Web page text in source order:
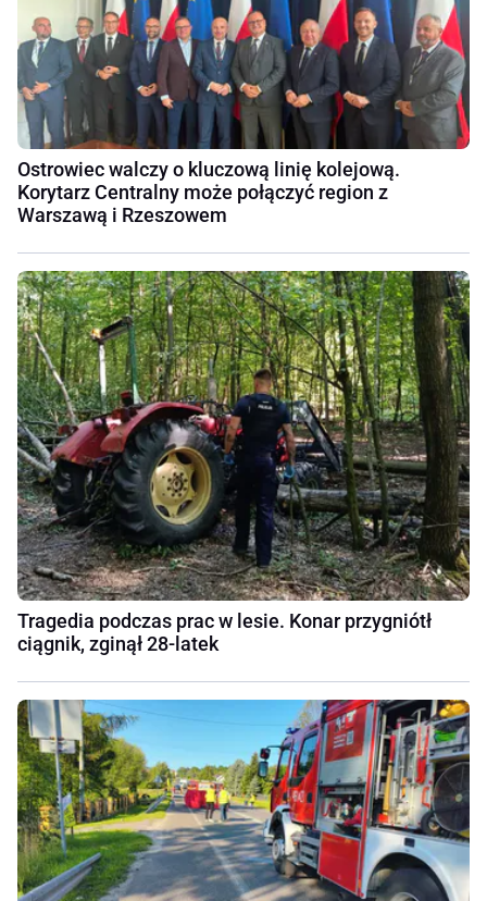
Ostrowiec walczy o kluczową linię kolejową.
Korytarz Centralny może połączyć region z
Warszawą i Rzeszowem
Tragedia podczas prac w lesie. Konar przygniótł
ciągnik, zginął 28-latek